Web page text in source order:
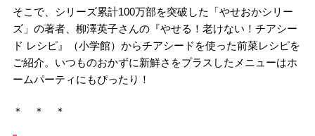
そこで、シリーズ累計100万部を突破した「やせおかシリー
ズ」の著者、柳澤英子さんの『やせる！老けない！チアシー
ド レシピ』（小学館）からチアシードを使った前菜レシピを
ご紹介。いつものおかずに新鮮さをプラスしたメニューはホ
ームパーティにもぴったり！
＊ ＊ ＊